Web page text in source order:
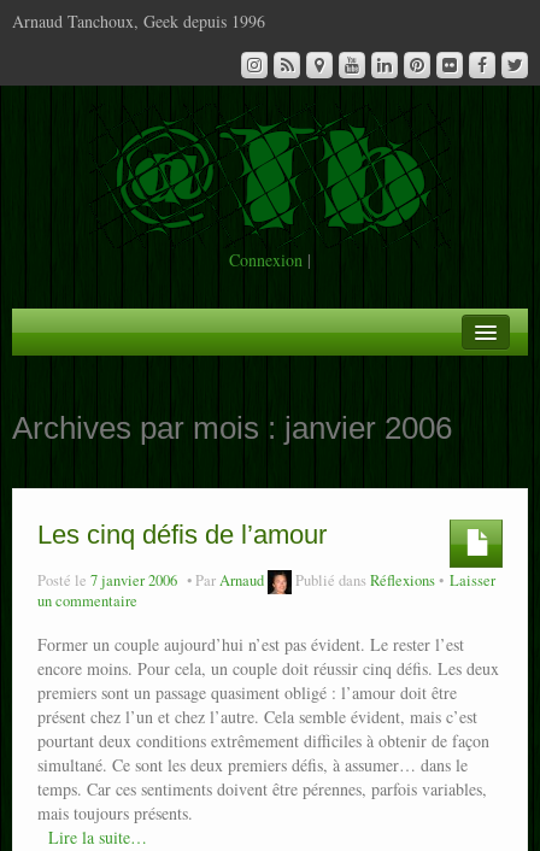
Arnaud Tanchoux, Geek depuis 1996
Connexion |
Infos
Contact
Archives par mois : janvier 2006
Les cinq défis de l’amour
Posté le 7 janvier 2006 ParArnaud Publié dansRéflexions
Laisser
un commentaire
Former un couple aujourd’hui n’est pas évident. Le rester l’est
encore moins. Pour cela, un couple doit réussir cinq défis. Les deux
premiers sont un passage quasiment obligé : l’amour doit être
présent chez l’un et chez l’autre. Cela semble évident, mais c’est
pourtant deux conditions extrêmement difficiles à obtenir de façon
simultané. Ce sont les deux premiers défis, à assumer… dans le
temps. Car ces sentiments doivent être pérennes, parfois variables,
mais toujours présents.
Lire la suite…